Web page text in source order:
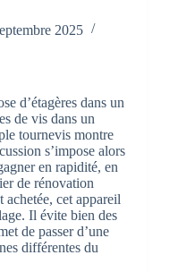
2025
d’étagères dans un
de vis dans un
tournevis montre
s’impose alors
en rapidité, en
de rénovation
cet appareil
Il évite bien des
de passer d’une
différentes du